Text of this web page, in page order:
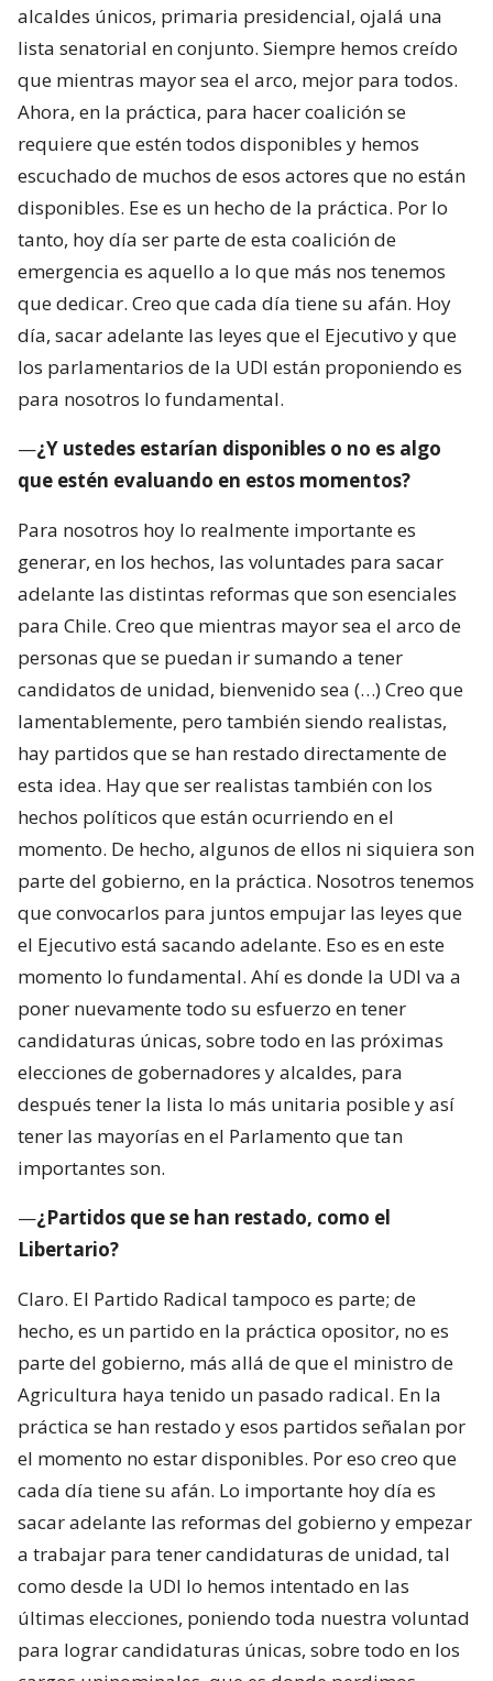
alcaldes únicos, primaria presidencial, ojalá una
lista senatorial en conjunto. Siempre hemos creído
que mientras mayor sea el arco, mejor para todos.
Ahora, en la práctica, para hacer coalición se
requiere que estén todos disponibles y hemos
escuchado de muchos de esos actores que no están
disponibles. Ese es un hecho de la práctica. Por lo
tanto, hoy día ser parte de esta coalición de
emergencia es aquello a lo que más nos tenemos
que dedicar. Creo que cada día tiene su afán. Hoy
día, sacar adelante las leyes que el Ejecutivo y que
los parlamentarios de la UDI están proponiendo es
para nosotros lo fundamental.
—¿Y ustedes estarían disponibles o no es algo
que estén evaluando en estos momentos?
Para nosotros hoy lo realmente importante es
generar, en los hechos, las voluntades para sacar
adelante las distintas reformas que son esenciales
para Chile. Creo que mientras mayor sea el arco de
personas que se puedan ir sumando a tener
candidatos de unidad, bienvenido sea (…) Creo que
lamentablemente, pero también siendo realistas,
hay partidos que se han restado directamente de
esta idea. Hay que ser realistas también con los
hechos políticos que están ocurriendo en el
momento. De hecho, algunos de ellos ni siquiera son
parte del gobierno, en la práctica. Nosotros tenemos
que convocarlos para juntos empujar las leyes que
el Ejecutivo está sacando adelante. Eso es en este
momento lo fundamental. Ahí es donde la UDI va a
poner nuevamente todo su esfuerzo en tener
candidaturas únicas, sobre todo en las próximas
elecciones de gobernadores y alcaldes, para
después tener la lista lo más unitaria posible y así
tener las mayorías en el Parlamento que tan
importantes son.
—¿Partidos que se han restado, como el
Libertario?
Claro. El Partido Radical tampoco es parte; de
hecho, es un partido en la práctica opositor, no es
parte del gobierno, más allá de que el ministro de
Agricultura haya tenido un pasado radical. En la
práctica se han restado y esos partidos señalan por
el momento no estar disponibles. Por eso creo que
cada día tiene su afán. Lo importante hoy día es
sacar adelante las reformas del gobierno y empezar
a trabajar para tener candidaturas de unidad, tal
como desde la UDI lo hemos intentado en las
últimas elecciones, poniendo toda nuestra voluntad
para lograr candidaturas únicas, sobre todo en los